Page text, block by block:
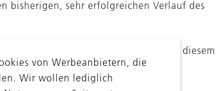
bisherigen, sehr erfolgreichen Verlauf des
ab dem 21. September 2017 unter diesem
von Werbeanbietern, die
Wir wollen lediglich